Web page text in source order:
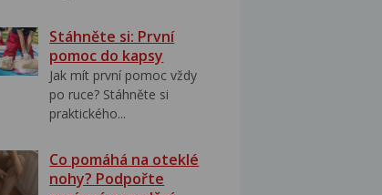
Stáhněte si: První
pomoc do kapsy
Jak mít první pomoc vždy
po ruce? Stáhněte si
praktického...
Co pomáhá na oteklé
nohy? Podpořte